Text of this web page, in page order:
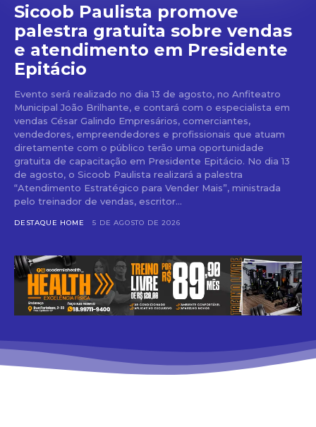
Sicoob Paulista promove
palestra gratuita sobre vendas
e atendimento em Presidente
Epitácio
Evento será realizado no dia 13 de agosto, no Anfiteatro
Municipal João Brilhante, e contará com o especialista em
vendas César Galindo Empresários, comerciantes,
vendedores, empreendedores e profissionais que atuam
diretamente com o público terão uma oportunidade
gratuita de capacitação em Presidente Epitácio. No dia 13
de agosto, o Sicoob Paulista realizará a palestra
“Atendimento Estratégico para Vender Mais”, ministrada
pelo treinador de vendas, escritor...
DESTAQUE HOME 5 DE AGOSTO DE 2026